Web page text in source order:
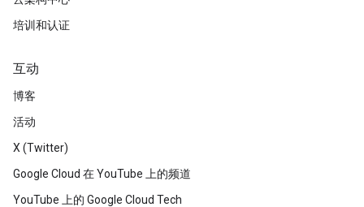
培训和认证
互动
博客
活动
X (Twitter)
Google Cloud 在 YouTube 上的频道
YouTube 上的 Google Cloud Tech